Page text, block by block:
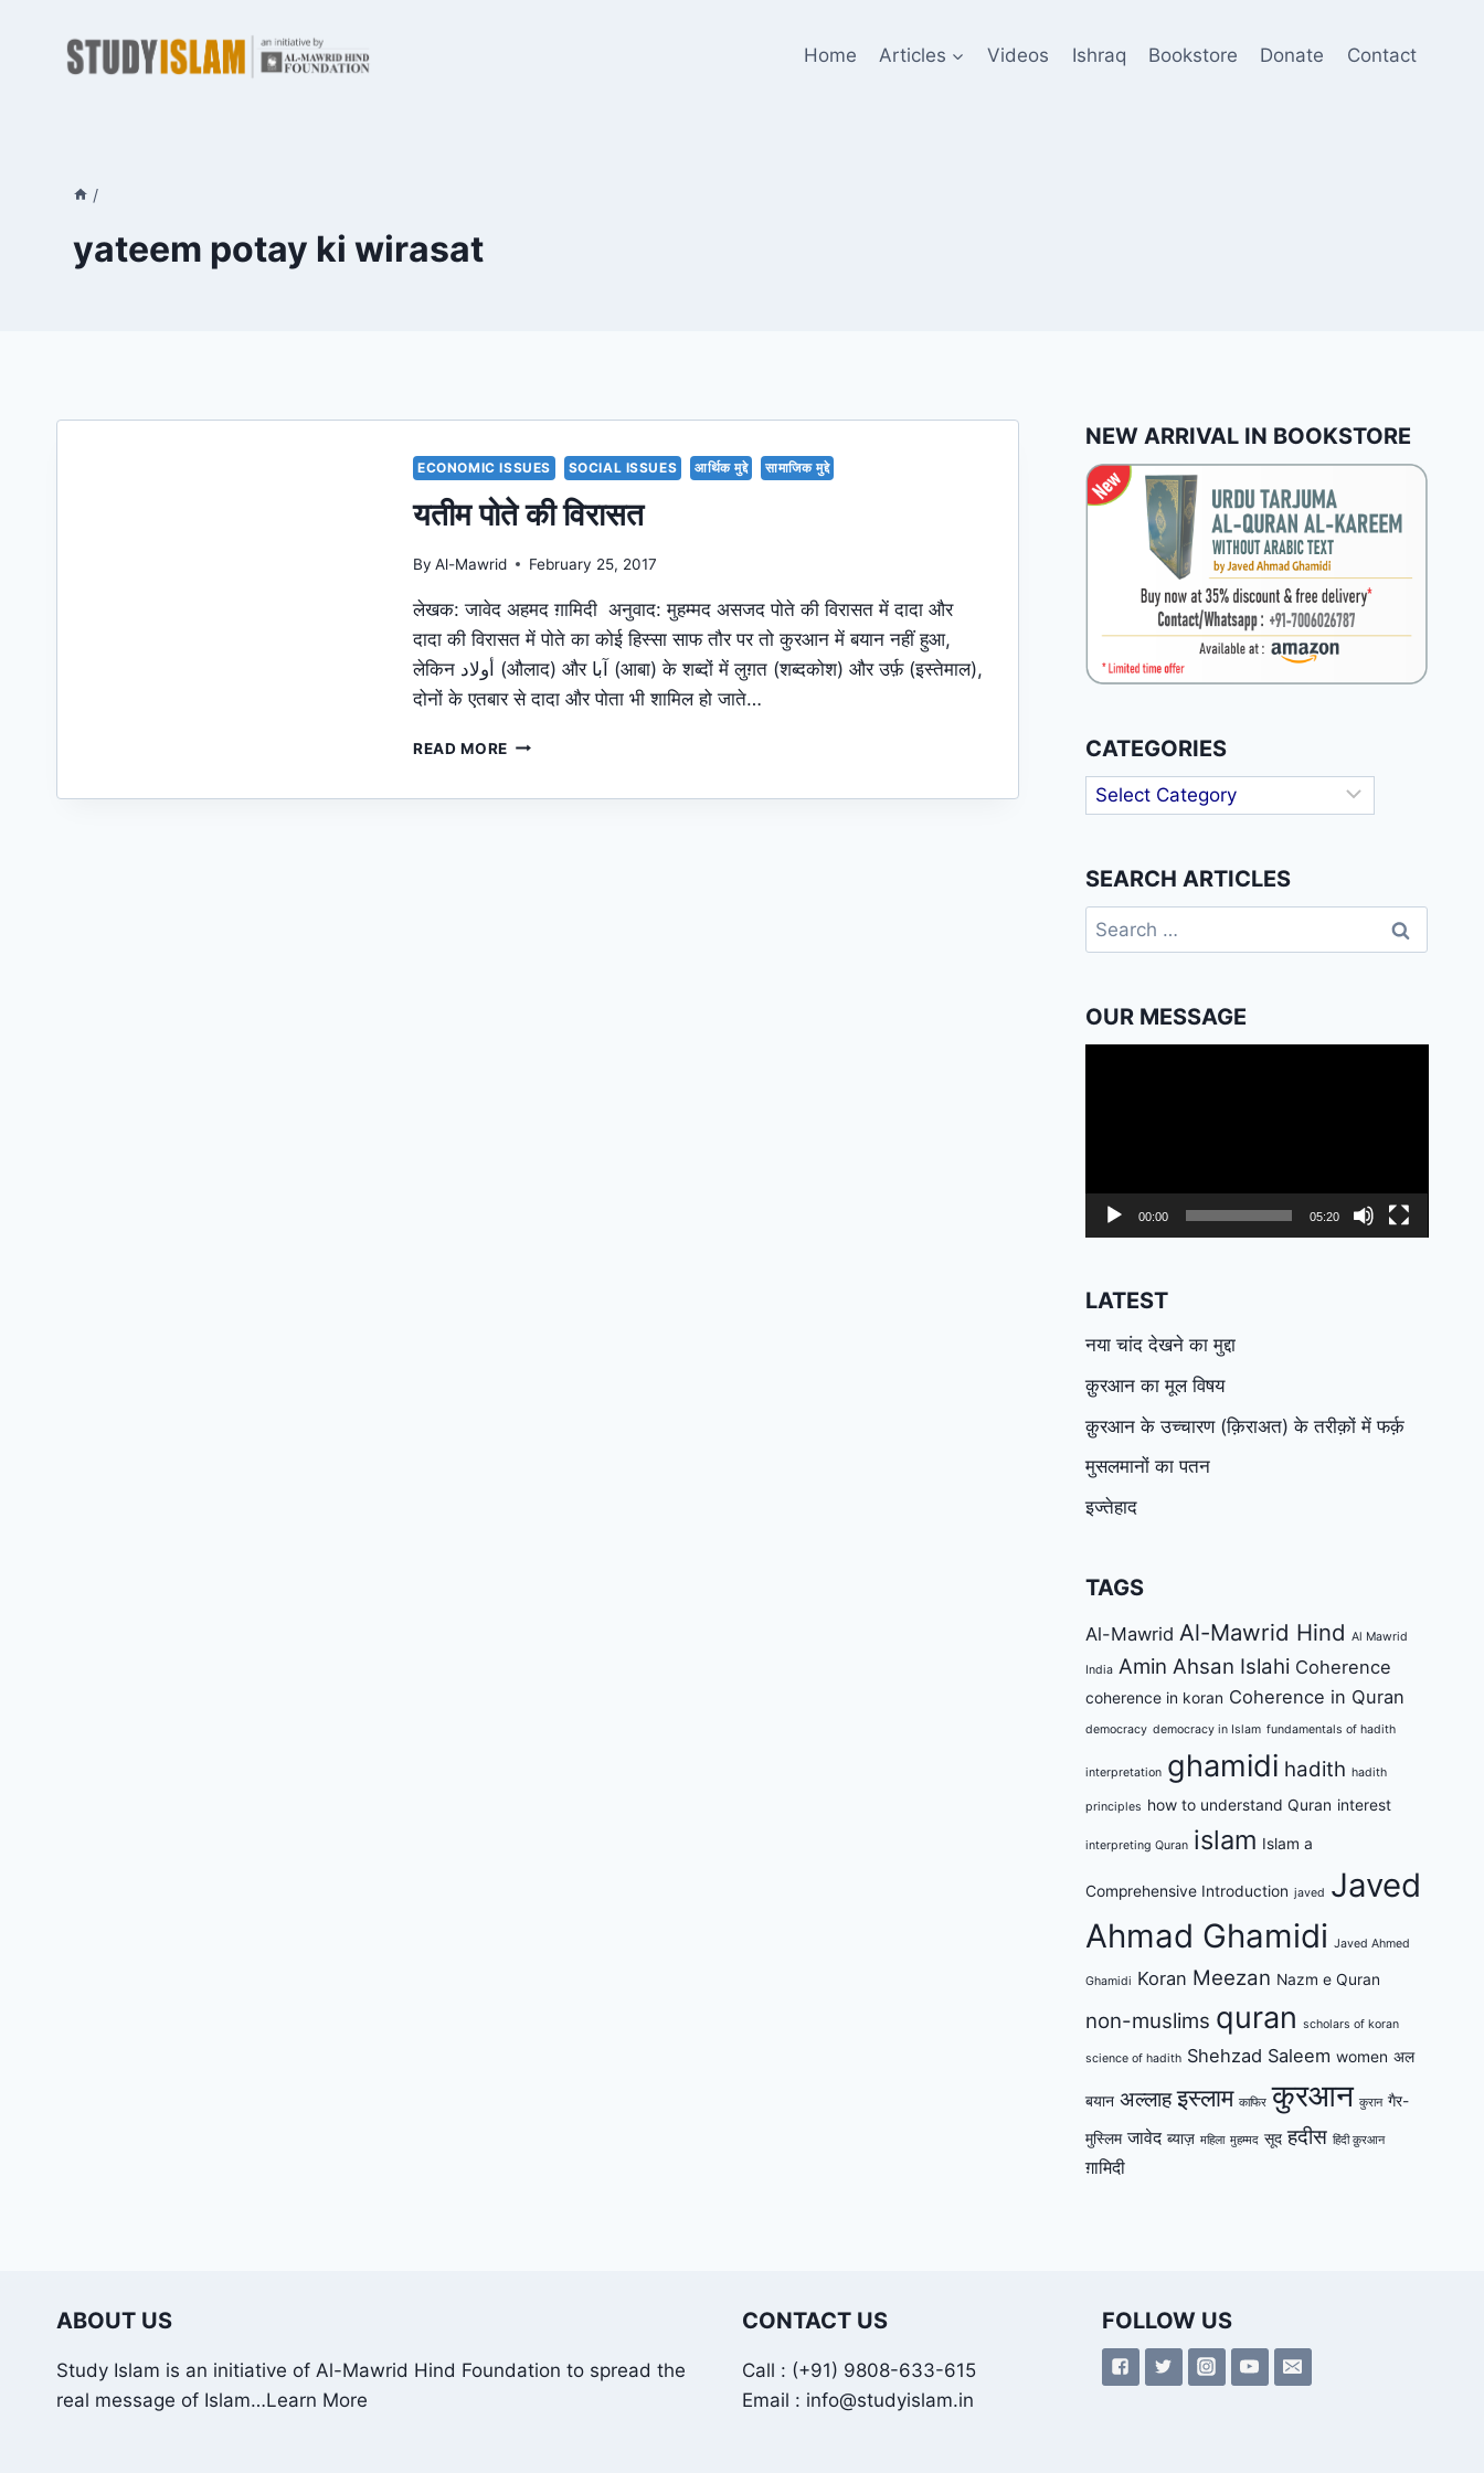
Home Articles Videos Ishraq Bookstore Donate Contact
/
yateem potay ki wirasat
ECONOMIC ISSUES SOCIAL ISSUES आर्थिक मुद्दे सामाजिक मुद्दे
यतीम पोते की विरासत
By Al-Mawrid February 25, 2017
लेखक: जावेद अहमद ग़ामिदी अनुवाद: मुहम्मद असजद पोते की विरासत में दादा और
दादा की विरासत में पोते का कोई हिस्सा साफ तौर पर तो कुरआन में बयान नहीं हुआ,
लेकिन أولاد (औलाद) और آبا (आबा) के शब्दों में लुग़त (शब्दकोश) और उर्फ़ (इस्तेमाल),
दोनों के एतबार से दादा और पोता भी शामिल हो जाते…
READ MORE यतीम
NEW ARRIVAL IN BOOKSTORE
CATEGORIES
Categories
SEARCH ARTICLES
Search
for:
OUR MESSAGE
00:00 05:20
LATEST
नया चांद देखने का मुद्दा
क़ुरआन का मूल विषय
क़ुरआन के उच्चारण (क़िराअत) के तरीक़ों में फर्क़
मुसलमानों का पतन
इज्तेहाद
TAGS
Al-Mawrid Al-Mawrid Hind Al Mawrid
India Amin Ahsan Islahi Coherence
coherence in koran Coherence in Quran
democracy democracy in Islam fundamentals of hadith
interpretation ghamidi hadith hadith
principles how to understand Quran interest
interpreting Quran islam Islam a
Comprehensive Introduction javed Javed
Ahmad Ghamidi Javed Ahmed
Ghamidi Koran Meezan Nazm e Quran
non-muslims quran scholars of koran
science of hadith Shehzad Saleem women अल
बयान अल्लाह इस्लाम काफिर कुरआन कुरान गैर-
मुस्लिम जावेद ब्याज़ महिला मुहम्मद सूद हदीस हिंदी क़ुरआन
ग़ामिदी
ABOUT US
Study Islam is an initiative of Al-Mawrid Hind Foundation to spread the
real message of Islam…Learn More
CONTACT US
Call : (+91) 9808-633-615
Email : info@studyislam.in
FOLLOW US